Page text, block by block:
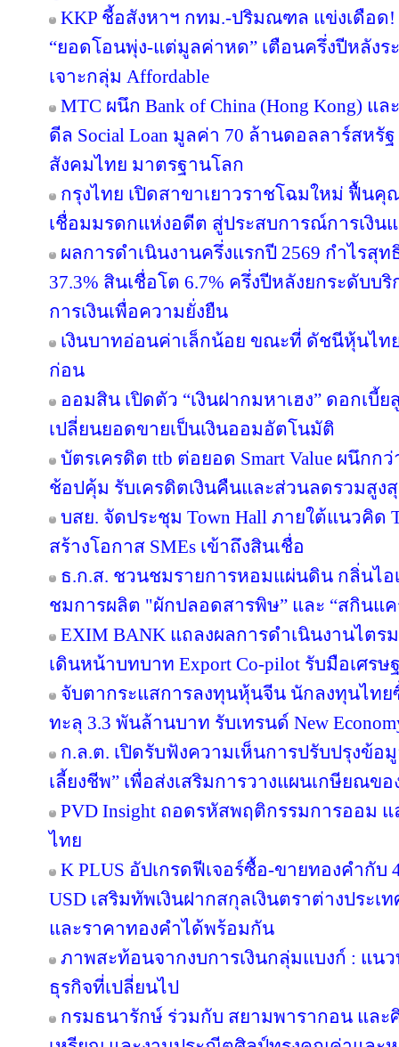
KKP ชี้อสังหาฯ กทม.-ปริมณฑล แข่งเดือด
“ยอดโอนพุ่ง-แต่มูลค่าหด” เตือนครึ่งปีหลัง
เจาะกลุ่ม Affordable
MTC ผนึก Bank of China (Hong Kong) แล
ดีล Social Loan มูลค่า 70 ล้านดอลลาร์สห
สังคมไทย มาตรฐานโลก
กรุงไทย เปิดสาขาเยาวราชโฉมใหม่ ฟื้น
เชื่อมมรดกแห่งอดีต สู่ประสบการณ์การเงิน
ผลการดำเนินงานครึ่งแรกปี 2569 กำไรสุท
37.3% สินเชื่อโต 6.7% ครึ่งปีหลังยกระดับบ
การเงินเพื่อความยั่งยืน
เงินบาทอ่อนค่าเล็กน้อย ขณะที่ ดัชนีหุ้นไท
ก่อน
ออมสิน เปิดตัว “เงินฝากมหาเฮง” ดอกเบี้
เปลี่ยนยอดขายเป็นเงินออมอัตโนมัติ
บัตรเครดิต ttb ต่อยอด Smart Value ผนึก
ช้อปคุ้ม รับเครดิตเงินคืนและส่วนลดรวมสูง
บสย. จัดประชุม Town Hall ภายใต้แนวคิด
สร้างโอกาส SMEs เข้าถึงสินเชื่อ
ธ.ก.ส. ชวนชมรายการหอมแผ่นดิน กลิ่นไ
ชมการผลิต "ผักปลอดสารพิษ” และ “สกินแ
EXIM BANK แถลงผลการดำเนินงานไตร
เดินหน้าบทบาท Export Co-pilot รับมือเศรษ
จับตากระแสการลงทุนหุ้นจีน นักลงทุนไทยซื้
ทะลุ 3.3 พันล้านบาท รับเทรนด์ New
ก.ล.ต. เปิดรับฟังความเห็นการปรับปรุงข้อ
เลี้ยงชีพ” เพื่อส่งเสริมการวางแผนเกษียณข
PVD Insight ถอดรหัสพฤติกรรมการออม
ไทย
K PLUS อัปเกรดฟีเจอร์ซื้อ-ขายทองคำกับ
USD เสริมทัพเงินฝากสกุลเงินตราต่างประเ
และราคาทองคำได้พร้อมกัน
ภาพสะท้อนจากงบการเงินกลุ่มแบงก์ : แ
ธุรกิจที่เปลี่ยนไป
กรมธนารักษ์ ร่วมกับ สยามพารากอน แล